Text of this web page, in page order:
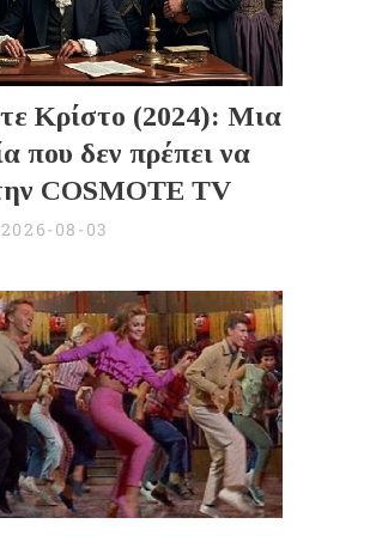
Κρίστο (2024): Μια
που δεν πρέπει να
COSMOTE TV
2026-08-03